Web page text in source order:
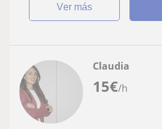
ver más
15€/h
Claudia